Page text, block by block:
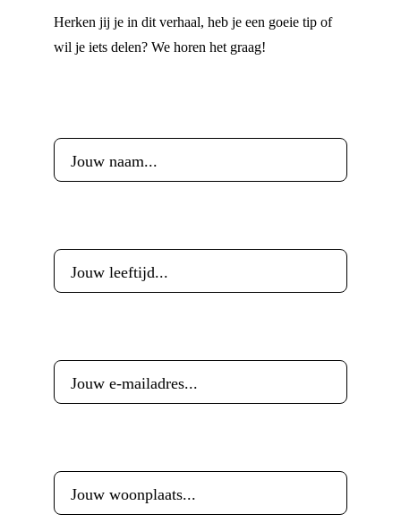
Herken jij je in dit verhaal, heb je een goeie tip of
wil je iets delen? We horen het graag!